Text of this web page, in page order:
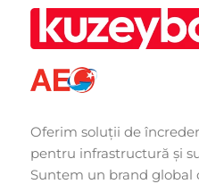
Oferim soluții de
pentru infrastructură și
Suntem un brand global